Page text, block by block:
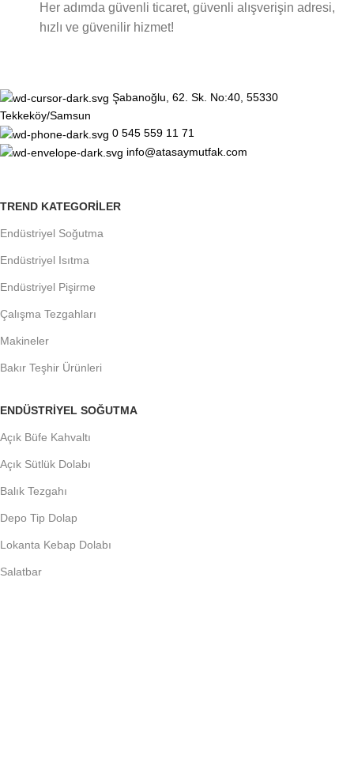
Her adımda güvenli ticaret, güvenli alışverişin adresi,
hızlı ve güvenilir hizmet!
Şabanoğlu, 62. Sk. No:40, 55330
Tekkeköy/Samsun
0 545 559 11 71
info@atasaymutfak.com
TREND KATEGORILER
Endüstriyel Soğutma
Endüstriyel Isıtma
Endüstriyel Pişirme
Çalışma Tezgahları
Makineler
Bakır Teşhir Ürünleri
ENDÜSTRIYEL SOĞUTMA
Açık Büfe Kahvaltı
Açık Sütlük Dolabı
Balık Tezgahı
Depo Tip Dolap
Lokanta Kebap Dolabı
Salatbar